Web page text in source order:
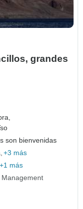
grandes
son bienvenidas
+3 más
+1 más
Management